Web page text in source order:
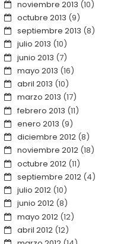
noviembre 2013 (10)
octubre 2013 (9)
septiembre 2013 (8)
julio 2013 (10)
junio 2013 (7)
mayo 2013 (16)
abril 2013 (10)
marzo 2013 (17)
febrero 2013 (11)
enero 2013 (9)
diciembre 2012(8)
noviembre 2012(18)
octubre 2012(11)
septiembre 2012(4)
julio 2012(10)
junio 2012(8)
mayo 2012(12)
abril 2012(12)